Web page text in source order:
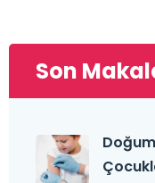
Son